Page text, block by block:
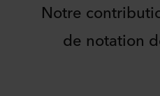
Notre
de notation